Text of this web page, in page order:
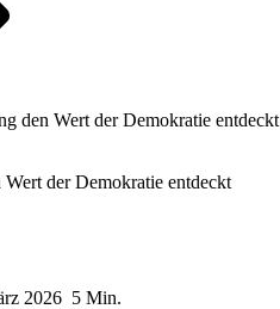
den Wert der Demokratie entdeckt
der Demokratie entdeckt
2026 5 Min.